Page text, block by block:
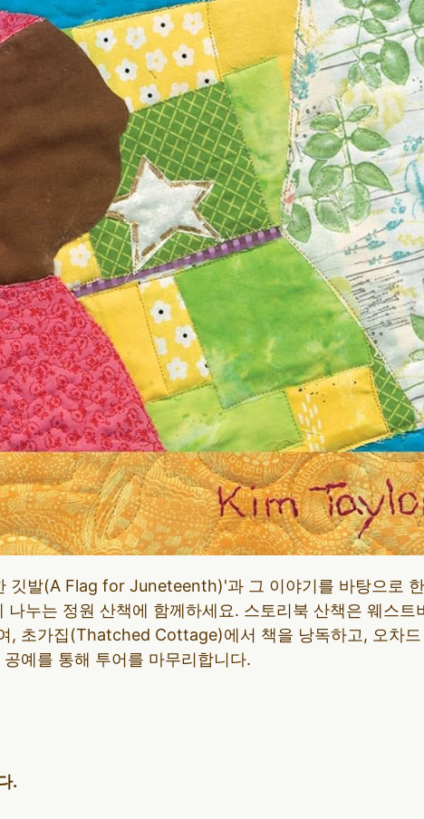
깃발(A Flag for Juneteenth)'과 그 이야기를 바탕으로
누는 정원 산책에 함께하세요. 스토리북 산책은 웨스트
, 초가집(Thatched Cottage)에서 책을 낭독하고, 오차
예를 통해 투어를 마무리합니다.
.